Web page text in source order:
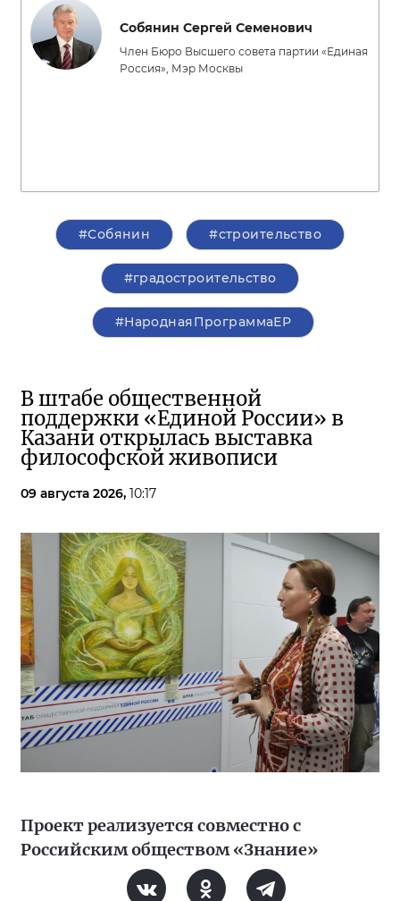
Собянин Сергей Семенович
Член Бюро Высшего совета партии «Единая
Россия», Мэр Москвы
#Собянин #строительство
#градостроительство
#НароднаяПрограммаЕР
В штабе общественной
поддержки «Единой России» в
Казани открылась выставка
философской живописи
09 августа 2026, 10:17
Проект реализуется совместно с
Российским обществом «Знание»